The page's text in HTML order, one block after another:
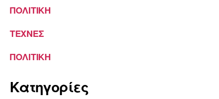
ΠΟΛΙΤΙΚΗ
ΤΕΧΝΕΣ
ΠΟΛΙΤΙΚΗ
Kατηγορίες